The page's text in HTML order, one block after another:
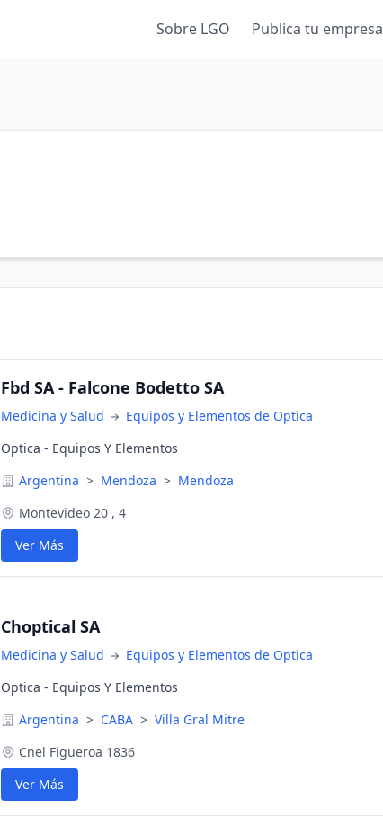
Sobre LGO Publica tu empresa
Fbd SA - Falcone Bodetto SA
Medicina y Salud
Equipos y Elementos de Optica
Optica - Equipos Y Elementos
Argentina > Mendoza > Mendoza
Montevideo 20 , 4
Ver Más
Choptical SA
Medicina y Salud
Equipos y Elementos de Optica
Optica - Equipos Y Elementos
Argentina > CABA > Villa Gral Mitre
Cnel Figueroa 1836
Ver Más